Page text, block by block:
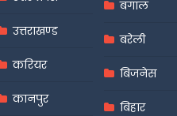
उत्तराखण्ड
करियर
कानपुर
बंगाल
बरेली
बिजनेस
बिहार